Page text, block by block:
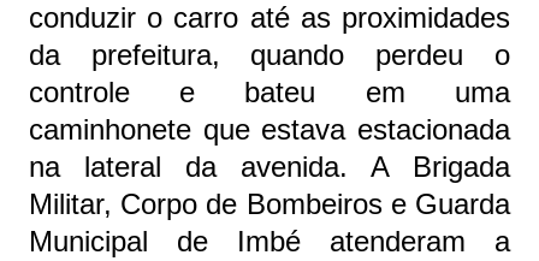
conduzir o carro até as proximidades
da prefeitura, quando perdeu o
controle e bateu em uma
caminhonete que estava estacionada
na lateral da avenida. A Brigada
Militar, Corpo de Bombeiros e Guarda
Municipal de Imbé atenderam a